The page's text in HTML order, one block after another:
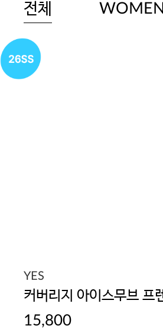
딘
전체 WOMEN
YES
15,800